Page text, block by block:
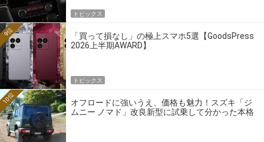
トピックス
「買って損なし」の極上スマホ5選【GoodsPress
2026上半期AWARD】
9位
トピックス
オフロードに強いうえ、価格も魅力！スズキ「ジ
ムニー ノマド」改良新型に試乗して分かった本格
10位